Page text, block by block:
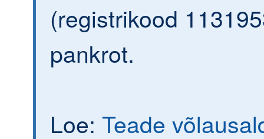
(registrikood
pankrot.
Loe: Teade